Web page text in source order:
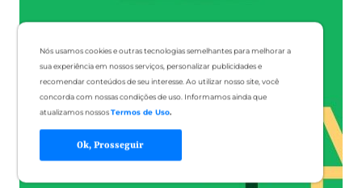
Nós usamos cookies e outras tecnologias semelhantes para melhorar a
sua experiência em nossos serviços, personalizar publicidades e
recomendar conteúdos de seu interesse. Ao utilizar nosso site, você
concorda com nossas condições de uso. Informamos ainda que
atualizamos nossosTermos de Uso.
Ok, Prosseguir